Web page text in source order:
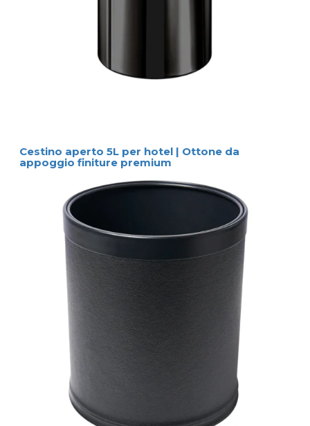
Cestino aperto 5L per hotel | Ottone da
appoggio finiture premium